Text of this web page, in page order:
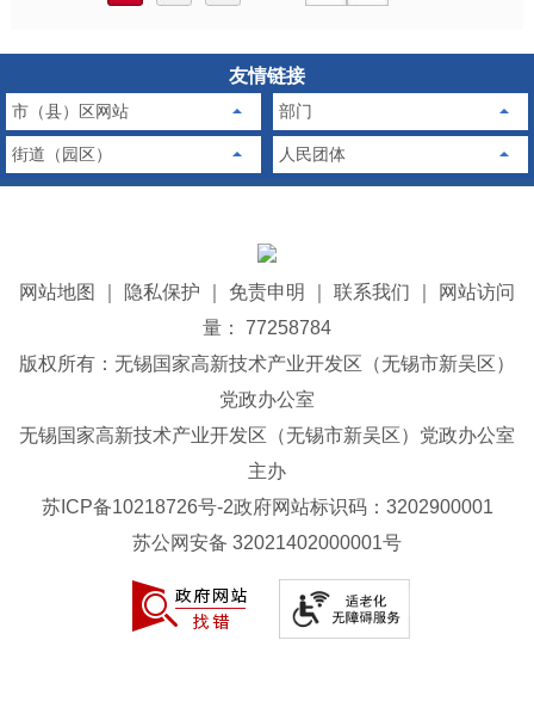
友情链接
市（县）区网站 部门
街道（园区） 人民团体
网站地图 隐私保护 免责申明 联系我们
网站访问
量： 77258784
版权所有：无锡国家高新技术产业开发区（无锡市新吴区）
党政办公室
无锡国家高新技术产业开发区（无锡市新吴区）党政办公室
主办
苏ICP备10218726号-2政府网站标识码：3202900001
苏公网安备 32021402000001号